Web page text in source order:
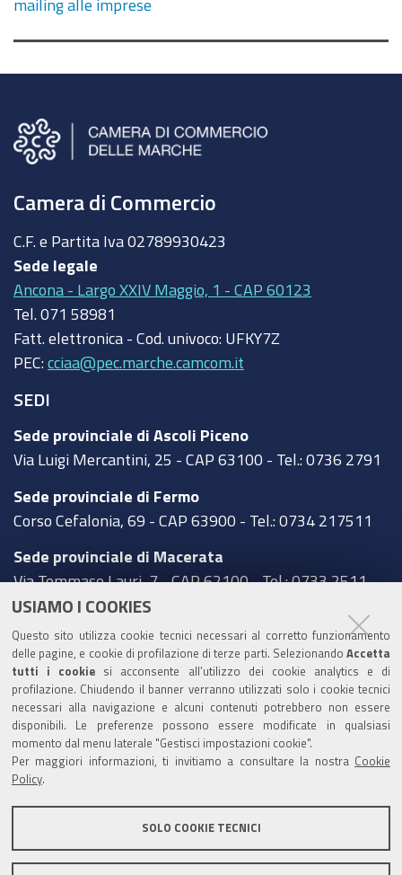
USIAMO I COOKIES
Questo sito utilizza cookie tecnici necessari al corretto funzionamento
delle pagine, e cookie di profilazione di terze parti. Selezionando Accetta
tutti i cookie si acconsente all’utilizzo dei cookie analytics e di
profilazione. Chiudendo il banner verranno utilizzati solo i cookie tecnici
necessari alla navigazione e alcuni contenuti potrebbero non essere
disponibili. Le preferenze possono essere modificate in qualsiasi
momento dal menu laterale "Gestisci impostazioni cookie".
Per maggiori informazioni, ti invitiamo a consultare la nostra Cookie
Policy
SOLO COOKIE TECNICI
mailing alle imprese
Camera di Commercio
C.F. e Partita Iva 02789930423
Sede legale
Ancona - Largo XXIV Maggio, 1 - CAP 60123
Tel. 071 58981
Fatt. elettronica - Cod. univoco: UFKY7Z
PEC: cciaa@pec.marche.camcom.it
SEDI
Sede provinciale di Ascoli Piceno
Via Luigi Mercantini, 25 - CAP 63100 - Tel.: 0736 2791
Sede provinciale di Fermo
Corso Cefalonia, 69 - CAP 63900 - Tel.: 0734 217511
Sede provinciale di Macerata
Via Tommaso Lauri, 7 - CAP 62100 - Tel.: 0733 2511
Sede provinciale di Pesaro Urbino
Corso XI Settembre, 116 - CAP 61121 - Tel.: 0721
3571
TRASPARENZA
Amministrazione trasparente
Statistiche Web del sito (fonte Web Analytics Italia)
Contatti